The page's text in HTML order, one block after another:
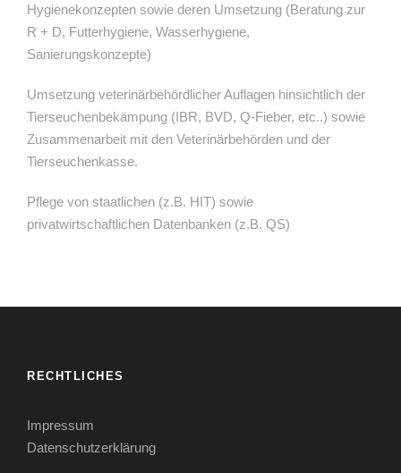
Hygienekonzepten sowie deren Umsetzung (Beratung zur
R + D, Futterhygiene, Wasserhygiene,
Sanierungskonzepte)
Umsetzung veterinärbehördlicher Auflagen hinsichtlich der
Tierseuchenbekämpung (IBR, BVD, Q-Fieber, etc..) sowie
Zusammenarbeit mit den Veterinärbehörden und der
Tierseuchenkasse.
Pflege von staatlichen (z.B. HIT) sowie
privatwirtschaftlichen Datenbanken (z.B. QS)
RECHTLICHES
Impressum
Datenschutzerklärung